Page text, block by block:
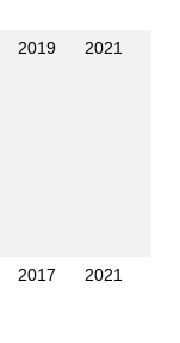
2019 2021
2017 2021